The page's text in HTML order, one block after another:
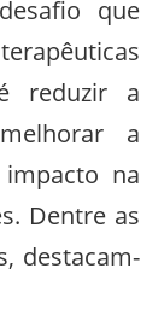
que
reduzir a
a
na
Dentre as
destacam-